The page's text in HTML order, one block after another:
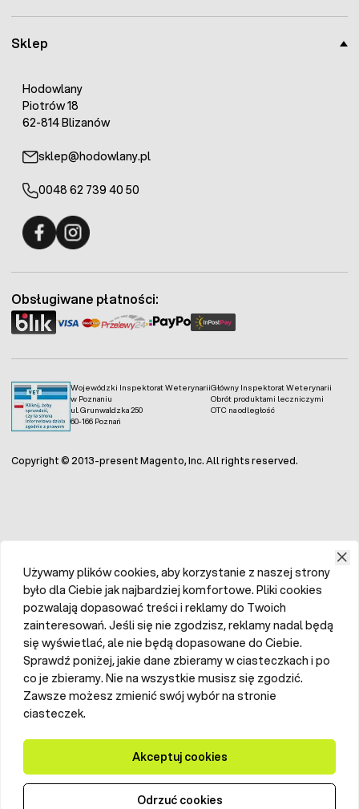
Sklep
Hodowlany
Piotrów 18
62-814 Blizanów
sklep@hodowlany.pl
0048 62 739 40 50
Wojewódzki Inspektorat Weterynarii
w Poznaniu
ul. Grunwaldzka 250
60-166 Poznań
Główny Inspektorat Weterynarii
Obrót produktami leczniczymi
OTC na odległość
Obsługiwane płatności:
Copyright © 2013-present Magento, Inc. All rights reserved.
Używamy plików cookies, aby korzystanie z naszej strony
było dla Ciebie jak najbardziej komfortowe. Pliki cookies
pozwalają dopasować treści i reklamy do Twoich
zainteresowań. Jeśli się nie zgodzisz, reklamy nadal będą
się wyświetlać, ale nie będą dopasowane do Ciebie.
Sprawdź poniżej, jakie dane zbieramy w ciasteczkach i po
co je zbieramy. Nie na wszystkie musisz się zgodzić.
Zawsze możesz zmienić swój wybór na stronie
ciasteczek.
Akceptuj cookies
Odrzuć cookies